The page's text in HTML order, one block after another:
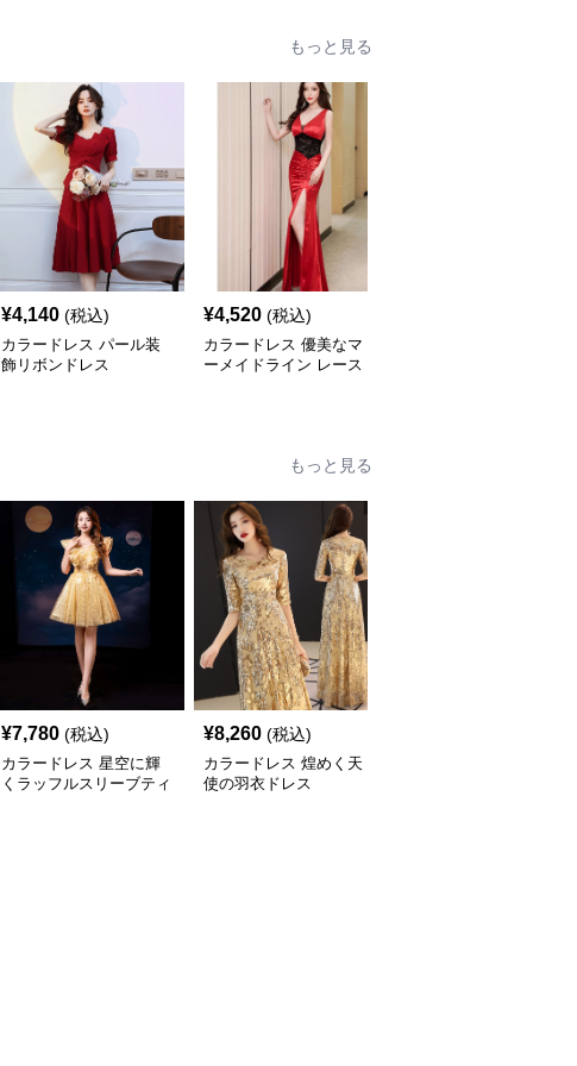
もっと見る
¥4,140 (税込)
カラードレス パール装
飾リボンドレス
¥4,520 (税込)
カラードレス 優美なマ
ーメイドライン レース
もっと見る
¥7,780 (税込)
カラードレス 星空に輝
くラッフルスリーブティ
¥8,260 (税込)
カラードレス 煌めく天
使の羽衣ドレス